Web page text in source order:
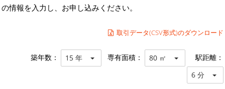
の情報を入力し、お申し込みください。
取引データ(CSV形式)のダウンロード
築年数： 15 年 専有面積： 80 ㎡ 駅距離：
6 分